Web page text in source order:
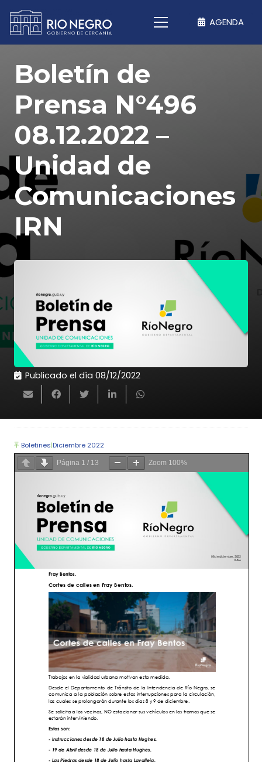
AGENDA
Boletín de
Prensa N°496
08.12.2022 –
Unidad de
Comunicaciones
IRN
Publicado el día 08/12/2022
Boletines|Diciembre 2022
Página 1 / 13 Zoom 100%